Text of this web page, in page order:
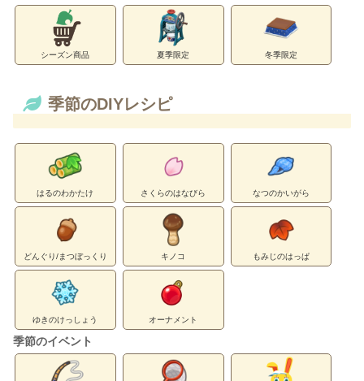
シーズン商品 夏季限定 冬季限定
季節のDIYレシピ
はるのわかたけ さくらのはなびら なつのかいがら
どんぐり/まつぼっくり キノコ もみじのはっぱ
ゆきのけっしょう オーナメント
季節のイベント